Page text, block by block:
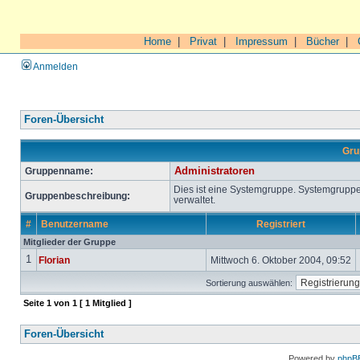
Home Privat Impressum Bücher|
Anmelden
Foren-Übersicht
Gruppenname:
Administratoren
Gruppenbeschreibung:
Dies ist eine Systemgruppe.
verwaltet.
# Benutzername Registriert
Mitglieder der Gruppe
1 Florian Mittwoch 6. Oktober 2004, 09:52
Sortierung auswählen:
Seite 1 von 1 [ 1 Mitglied ]
Foren-Übersicht